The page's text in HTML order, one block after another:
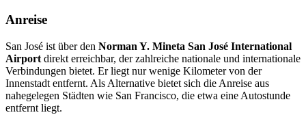
Anreise
San José ist über den Norman Y. Mineta San José International
Airport direkt erreichbar, der zahlreiche nationale und internationale
Verbindungen bietet. Er liegt nur wenige Kilometer von der
Innenstadt entfernt. Als Alternative bietet sich die Anreise aus
nahegelegen Städten wie San Francisco, die etwa eine Autostunde
entfernt liegt.